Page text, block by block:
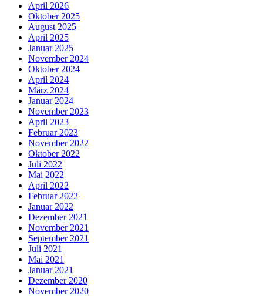
April 2026
Oktober 2025
August 2025
April 2025
Januar 2025
November 2024
Oktober 2024
April 2024
März 2024
Januar 2024
November 2023
April 2023
Februar 2023
November 2022
Oktober 2022
Juli 2022
Mai 2022
April 2022
Februar 2022
Januar 2022
Dezember 2021
November 2021
September 2021
Juli 2021
Mai 2021
Januar 2021
Dezember 2020
November 2020